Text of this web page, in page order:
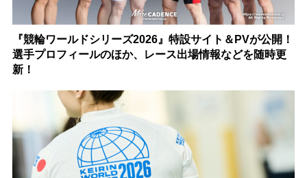
『競輪ワールドシリーズ2026』特設サイト＆PVが公開！
選手プロフィールのほか、レース出場情報などを随時更
新！